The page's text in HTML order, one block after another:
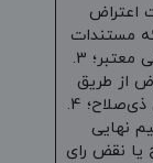
اعتراض
ارائه مستندات
و دلایل حقوقی معتبر؛ 3.
از طریق
مراجع قانونی ذی‌صلاح؛ 4.
نهایی
یا نقض رای